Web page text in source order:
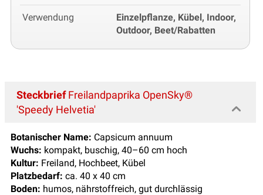
Verwendung
Einzelpflanze, Kübel, Indoor,
Outdoor, Beet/Rabatten
SteckbriefFreilandpaprika OpenSky®
'Speedy Helvetia'
Botanischer Name: Capsicum annuum
Wuchs: kompakt, buschig, 40–60 cm hoch
Kultur: Freiland, Hochbeet, Kübel
Platzbedarf: ca. 40 x 40 cm
Boden: humos, nährstoffreich, gut durchlässig